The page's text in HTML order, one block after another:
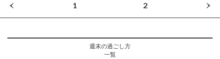
1 2
週末の過ごし方
一覧